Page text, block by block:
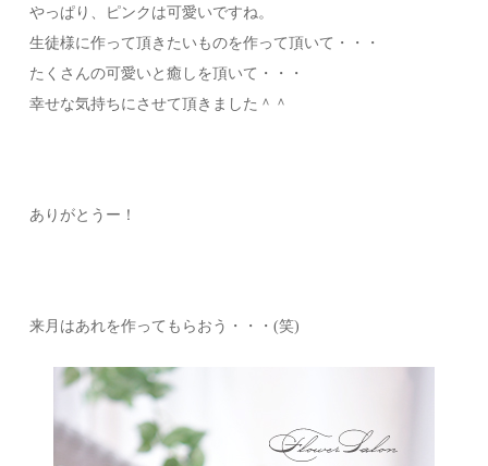
やっぱり、ピンクは可愛いですね。
生徒様に作って頂きたいものを作って頂いて・・・
たくさんの可愛いと癒しを頂いて・・・
幸せな気持ちにさせて頂きました＾＾
ありがとうー！
来月はあれを作ってもらおう・・・(笑)